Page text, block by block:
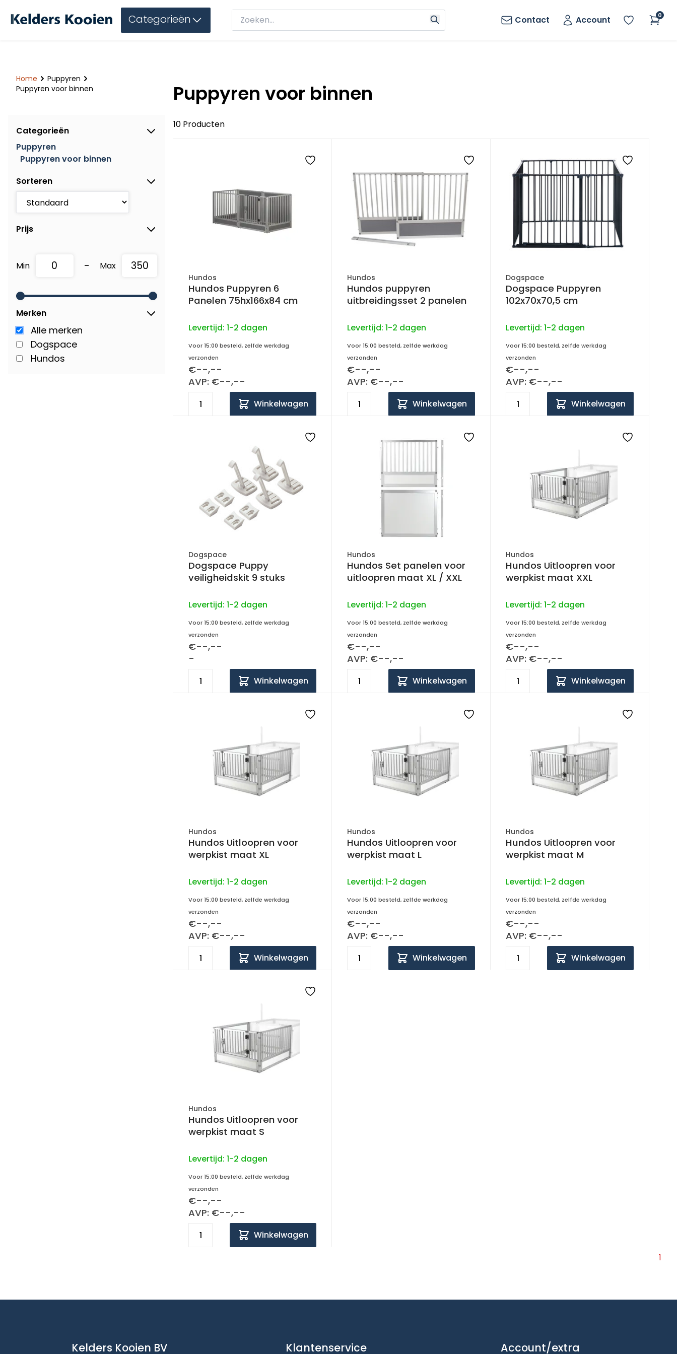
Categorieën Contact Account 0
Home
Puppyren
Puppyren voor binnen
Categorieën
Puppyren
Puppyren voor binnen
Sorteren
Prijs
Min - Max
Merken
Alle merken
Dogspace
Hundos
Puppyren voor binnen
10 Producten
Hundos
Hundos Puppyren 6
Panelen 75hx166x84 cm
Levertijd: 1-2 dagen
Voor 15:00 besteld, zelfde werkdag
verzonden
€--,--
AVP: €--,--
Winkelwagen
Hundos
Hundos puppyren
uitbreidingsset 2 panelen
Levertijd: 1-2 dagen
Voor 15:00 besteld, zelfde werkdag
verzonden
€--,--
AVP: €--,--
Winkelwagen
Dogspace
Dogspace Puppyren
102x70x70,5 cm
Levertijd: 1-2 dagen
Voor 15:00 besteld, zelfde werkdag
verzonden
€--,--
AVP: €--,--
Winkelwagen
Dogspace
Dogspace Puppy
veiligheidskit 9 stuks
Levertijd: 1-2 dagen
Voor 15:00 besteld, zelfde werkdag
verzonden
€--,--
-
Winkelwagen
Hundos
Hundos Set panelen voor
uitloopren maat XL / XXL
Levertijd: 1-2 dagen
Voor 15:00 besteld, zelfde werkdag
verzonden
€--,--
AVP: €--,--
Winkelwagen
Hundos
Hundos Uitloopren voor
werpkist maat XXL
Levertijd: 1-2 dagen
Voor 15:00 besteld, zelfde werkdag
verzonden
€--,--
AVP: €--,--
Winkelwagen
Hundos
Hundos Uitloopren voor
werpkist maat XL
Levertijd: 1-2 dagen
Voor 15:00 besteld, zelfde werkdag
verzonden
€--,--
AVP: €--,--
Winkelwagen
Hundos
Hundos Uitloopren voor
werpkist maat L
Levertijd: 1-2 dagen
Voor 15:00 besteld, zelfde werkdag
verzonden
€--,--
AVP: €--,--
Winkelwagen
Hundos
Hundos Uitloopren voor
werpkist maat M
Levertijd: 1-2 dagen
Voor 15:00 besteld, zelfde werkdag
verzonden
€--,--
AVP: €--,--
Winkelwagen
Hundos
Hundos Uitloopren voor
werpkist maat S
Levertijd: 1-2 dagen
Voor 15:00 besteld, zelfde werkdag
verzonden
€--,--
AVP: €--,--
Winkelwagen
1
Kelders Kooien BV Klantenservice Account/extra